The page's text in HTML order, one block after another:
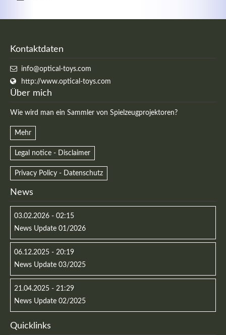
Kontaktdaten
info@optical-toys.com
http://www.optical-toys.com
Über mich
Wie wird man ein Sammler von Spielzeugprojektoren?
Mehr
Legal notice - Disclaimer
Privacy Policy - Datenschutz
News
03.02.2026 - 02:15
News Update 01/2026
06.12.2025 - 20:19
News Update 03/2025
21.04.2025 - 21:29
News Update 02/2025
Quicklinks